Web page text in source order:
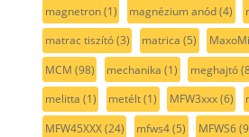
magnetron(1) magnézium anód(4)
matrac tiszító(3) matrica (5)
MCM (98) mechanika (1) meghajtó
melitta (1) metélt(1) MFW3xxx(6)
MFW45XXX(24) mfws4(5) MFWS6